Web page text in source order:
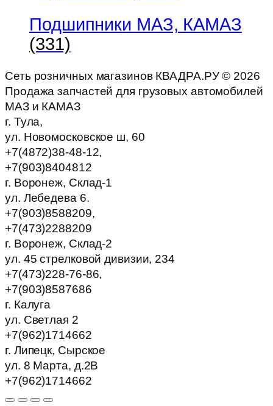
Подшипники МАЗ, КАМАЗ
(331)
Сеть розничных магазинов КВАДРА.РУ © 2026
Продажа запчастей для грузовых автомобилей
МАЗ и КАМАЗ
г. Тула,
ул. Новомосковское ш, 60
+7(4872)38-48-12,
+7(903)8404812
г. Воронеж, Склад-1
ул. Лебедева 6.
+7(903)8588209,
+7(473)2288209
г. Воронеж, Склад-2
ул. 45 стрелковой дивизии, 234
+7(473)228-76-86,
+7(903)8587686
г. Калуга
ул. Светлая 2
+7(962)1714662
г. Липецк, Сырское
ул. 8 Марта, д.2В
+7(962)1714662